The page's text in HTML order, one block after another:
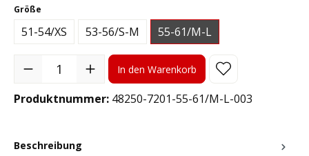
Größe
51-54/XS 53-56/S-M 55-61/M-L
Produkt Anzahl: Gib den gewünschten Wert ein oder benutze
In den Warenkorb
Produktnummer: 48250-7201-55-61/M-L-003
Beschreibung